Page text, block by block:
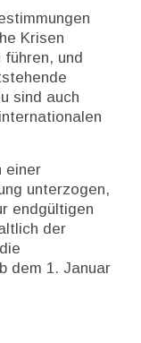
Krisen
und
sind auch
einer
unterzogen,
endgültigen
der
dem 1. Januar